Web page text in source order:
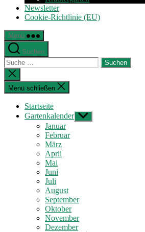
Newsletter
Cookie-Richtlinie (EU)
Menü
Suchen
Suche
nach:
Suche
schließen
Menü schließen
Startseite
Gartenkalender Untermenü
anzeigen
Januar
Februar
März
April
Mai
Juni
Juli
August
September
Oktober
November
Dezember